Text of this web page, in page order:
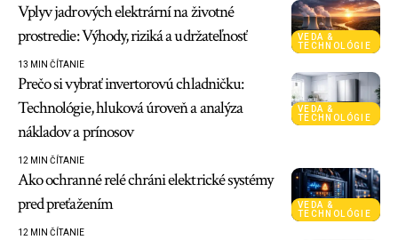
VEDA &
TECHNOLÓGIE
Vplyv jadrových elektrární na životné
prostredie: Výhody, riziká a udržateľnosť
13 MIN ČÍTANIE
VEDA &
TECHNOLÓGIE
Prečo si vybrať invertorovú chladničku:
Technológie, hluková úroveň a analýza
nákladov a prínosov
12 MIN ČÍTANIE
VEDA &
TECHNOLÓGIE
Ako ochranné relé chráni elektrické systémy
pred preťažením
12 MIN ČÍTANIE